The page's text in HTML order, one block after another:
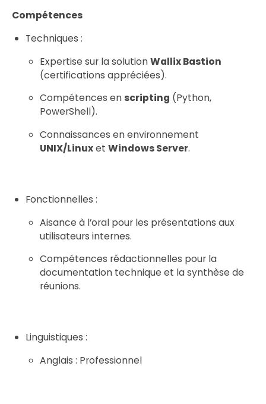
Compétences
Techniques :
Expertise sur la solutionWallix Bastion
(certifications appréciées).
Compétences en scripting (Python,
PowerShell).
Connaissances en environnement
UNIX/Linuxet Windows Server.
Fonctionnelles :
Aisance à l’oral pour les présentations aux
utilisateurs internes.
Compétences rédactionnelles pour la
documentation technique et la synthèse de
réunions.
Linguistiques :
Anglais : Professionnel